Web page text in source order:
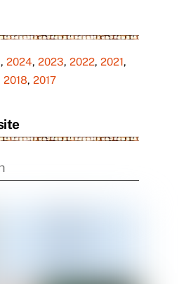
, 2024, 2023, 2022, 2021,
2018, 2017